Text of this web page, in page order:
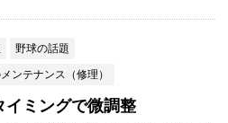
野球の話題
ンテナンス（修理）
イミングで微調整